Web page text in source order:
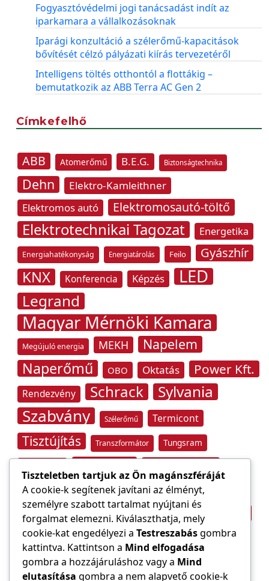
Fogyasztóvédelmi jogi tanácsadást indít az
iparkamara a vállalkozásoknak
Iparági konzultáció a szélerőmű-kapacitások
bővítését célzó pályázati kiírás tervezetéről
Intelligens töltés otthontól a flottákig –
bemutatkozik az ABB Terra AC Gen 2
Címkefelhő
ABB Atomerőmű B.E.G. Biztonságtechnika
Dehn
Elektro-Kamleithner
Elektromos autó
Elektromosautó-töltő
Elektrotechnikai Tagozat Energetika
Energiahatékonyság Energiatárolás Feilo Gyászhír
KNX Konferencia Képzés LED
Legrand
Magyar Mérnöki Kamara
Megújuló energia MEKH Napelem
Naperőmű OBO Oktatás Power Kft.
Rendezvény Schrack Sylvania
Szabvány Szélerőmű Termicont
Tisztújítás Transzformátor Tungsram
Villámvédelem
Világítástechnika Áramfogyasztás
Áramszolgáltató Építőipar átviteli hálózat
Tiszteletben tartjuk az Ön magánszféráját
A cookie-k segítenek javítani az élményt,
személyre szabott tartalmat nyújtani és
forgalmat elemezni. Kiválaszthatja, mely
cookie-kat engedélyezi a Testreszabásgombra
kattintva. Kattintson a Mind elfogadása
gombra a hozzájáruláshoz vagy a Mind
elutasítása gombra a nem alapvető cookie-k